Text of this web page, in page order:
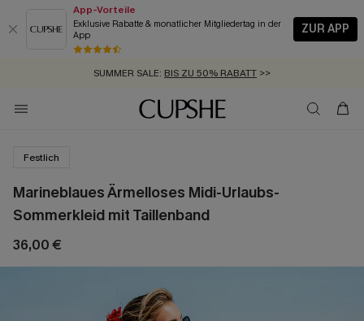
App-Vorteile
Exklusive Rabatte & monatlicher Mitgliedertag in der
App
ZUR APP
GRATIS MASSBAND MIT JEDEM SCHNELLVERSAND-ARTIKEL >>
SUMMER SALE: BIS ZU 50% RABATT >>
ZUM NEWSLETTER:BIS ZU -20% EXTRA ERHALTEN
KOSTENLOSER VERSAND AB 89 €
Festlich
Marineblaues Ärmelloses Midi-Urlaubs-
Sommerkleid mit Taillenband
36,00 €